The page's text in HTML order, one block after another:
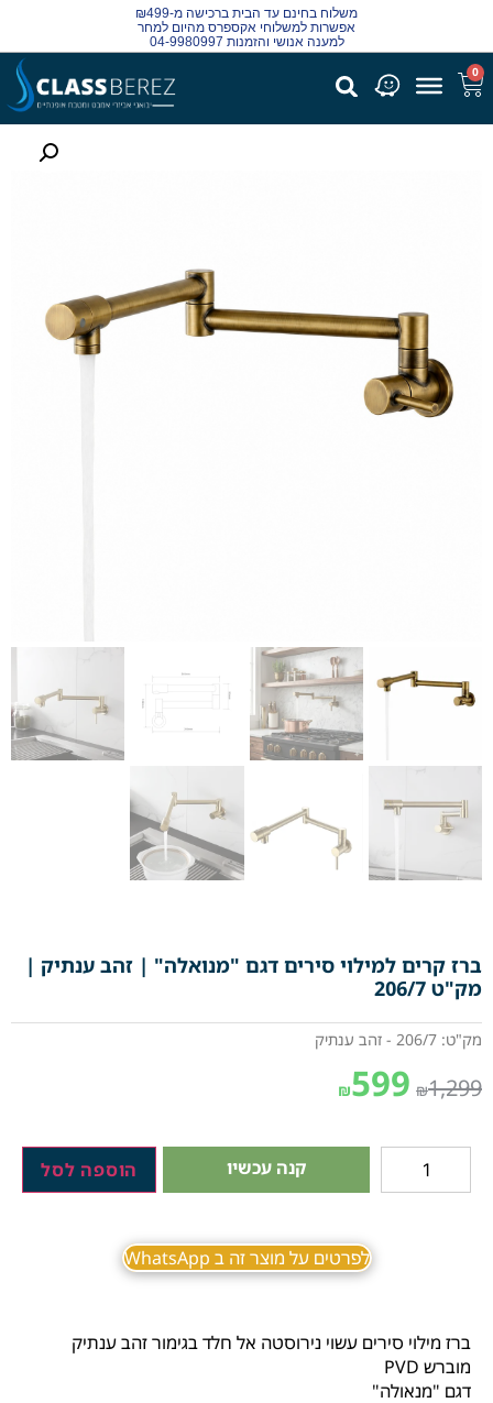
משלוח בחינם עד הבית ברכישה מ-₪499
אפשרות למשלוחי אקספרס מהיום למחר
למענה אנושי והזמנות 04-9980997
0
ברז קרים למילוי סירים דגם "מנואלה" | זהב ענתיק |
מק"ט 206/7
מק"ט: 206/7 - זהב ענתיק
₪1,299
₪599
קנה עכשיו הוספה לסל
לפרטים על מוצר זה ב WhatsApp
ברז מילוי סירים עשוי נירוסטה אל חלד בגימור זהב ענתיק
מוברש PVD
דגם "מנאולה"